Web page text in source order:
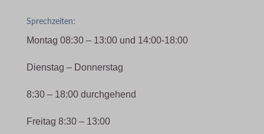
Sprechzeiten:
Montag 08:30 – 13:00 und 14:00-18:00
Dienstag – Donnerstag
8:30 – 18:00 durchgehend
Freitag 8:30 – 13:00